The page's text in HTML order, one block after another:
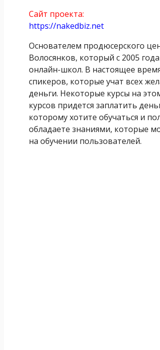
Сайт проекта:
https://nakedbiz.net
Основателем продюсерского
Волосянков, который с 2005
онлайн-школ. В настоящее
спикеров, которые учат всех
деньги. Некоторые курсы на
курсов придется заплатить
которому хотите обучаться и
обладаете знаниями, которые
на обучении пользователей.